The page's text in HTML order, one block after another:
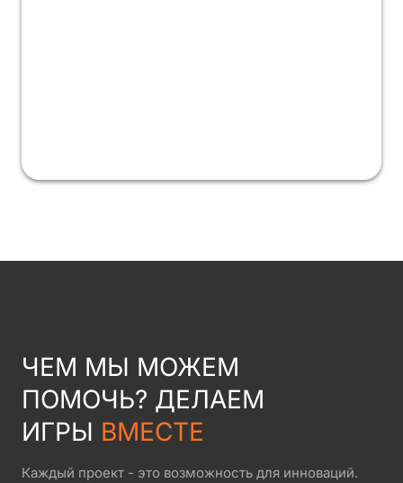
ЧЕМ МЫ МОЖЕМ
ПОМОЧЬ? ДЕЛАЕМ
ИГРЫ ВМЕСТЕ
Каждый проект - это возможность для инноваций.